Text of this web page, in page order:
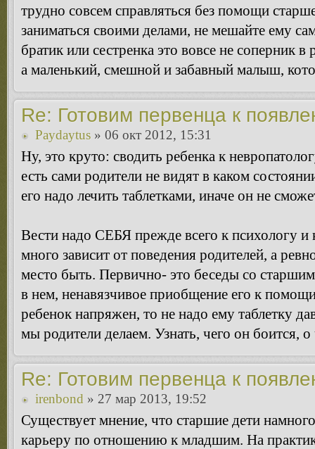
трудно совсем справляться без помощи
заниматься своими делами, не мешайте ему
братик или сестренка это вовсе не соперник
а маленький, смешной и забавный малыш,
Re: Готовим первенца к
Paydaytus » 06 окт 2012, 15:31
Ну, это круто: сводить ребенка к
есть сами родители не видят в каком
его надо лечить таблетками, иначе он не
Вести надо СЕБЯ прежде всего к психологу и
много зависит от поведения родителей, а
место быть. Первично- это беседы со
в нем, ненавязчивое приобщение его к
ребенок напряжен, то не надо ему таблетку
мы родители делаем. Узнать, чего он боится,
Re: Готовим первенца к
irenbond » 27 мар 2013, 19:52
Существует мнение, что старшие дети
карьеру по отношению к младшим. На